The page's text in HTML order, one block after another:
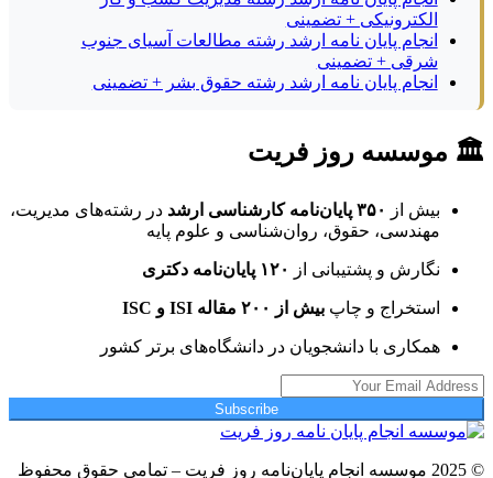
الکترونیکی + تضمینی
انجام پایان نامه ارشد رشته مطالعات آسیای جنوب
شرقی + تضمینی
انجام پایان نامه ارشد رشته حقوق بشر + تضمینی
🏛 موسسه روز فریت
بیش از ۳۵۰ پایان‌نامه کارشناسی ارشد
در رشته‌های مدیریت،
مهندسی، حقوق، روان‌شناسی و علوم پایه
نگارش و پشتیبانی از ۱۲۰ پایان‌نامه دکتری
استخراج و چاپ بیش از ۲۰۰ مقاله ISI و ISC
همکاری با دانشجویان در دانشگاه‌های برتر کشور
Subscribe
© 2025 موسسه انجام پایان‌نامه روز فریت – تمامی حقوق محفوظ